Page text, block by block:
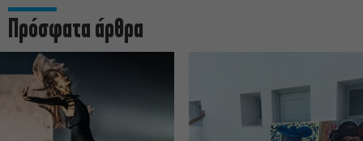
Πρόσφατα άρθρα